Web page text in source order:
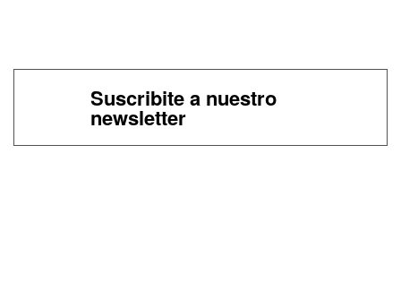
Suscribite a nuestro
newsletter